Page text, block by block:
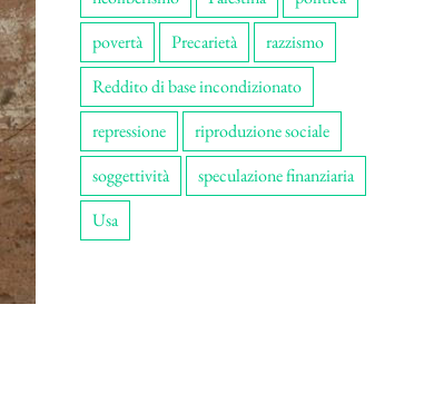
povertà
Precarietà
razzismo
Reddito di base incondizionato
repressione
riproduzione sociale
soggettività
speculazione finanziaria
Usa